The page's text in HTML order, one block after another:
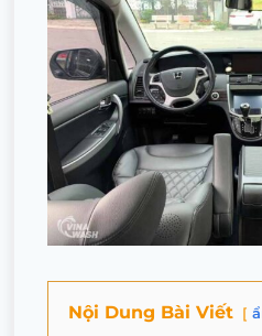
Nội Dung Bài Viết